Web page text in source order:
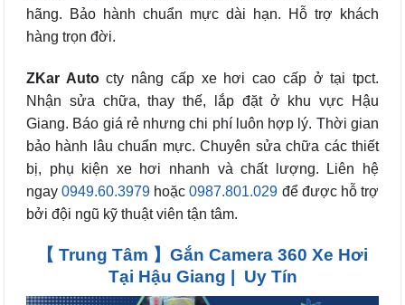
hãng. Bảo hành chuẩn mực dài hạn. Hỗ trợ khách
hàng trọn đời.
ZKar Autocty nâng cấp xe hơi cao cấp ở tại tpct.
Nhận sửa chữa, thay thế, lắp đặt ở khu vực Hậu
Giang. Báo giá rẻ nhưng chi phí luôn hợp lý. Thời gian
bảo hành lâu chuẩn mực. Chuyên sửa chữa các thiết
bị, phụ kiện xe hơi nhanh và chất lượng. Liên hệ
ngay0949.60.3979 hoặc0987.801.029 để được hỗ trợ
bởi đội ngũ kỹ thuật viên tận tâm.
【 Trung Tâm 】Gắn Camera 360 Xe Hơi
Tại Hậu Giang | Uy Tín